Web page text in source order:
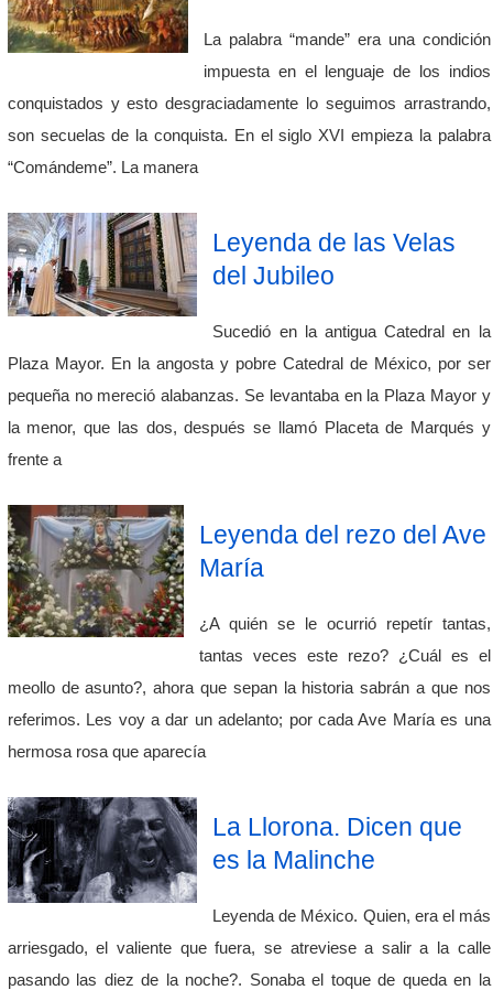
La palabra “mande” era una condición
impuesta en el lenguaje de los indios
conquistados y esto desgraciadamente lo seguimos arrastrando,
son secuelas de la conquista. En el siglo XVI empieza la palabra
“Comándeme”. La manera
Leyenda de las Velas
del Jubileo
Sucedió en la antigua Catedral en la
Plaza Mayor. En la angosta y pobre Catedral de México, por ser
pequeña no mereció alabanzas. Se levantaba en la Plaza Mayor y
la menor, que las dos, después se llamó Placeta de Marqués y
frente a
Leyenda del rezo del Ave
María
¿A quién se le ocurrió repetír tantas,
tantas veces este rezo? ¿Cuál es el
meollo de asunto?, ahora que sepan la historia sabrán a que nos
referimos. Les voy a dar un adelanto; por cada Ave María es una
hermosa rosa que aparecía
La Llorona. Dicen que
es la Malinche
Leyenda de México. Quien, era el más
arriesgado, el valiente que fuera, se atreviese a salir a la calle
pasando las diez de la noche?. Sonaba el toque de queda en la